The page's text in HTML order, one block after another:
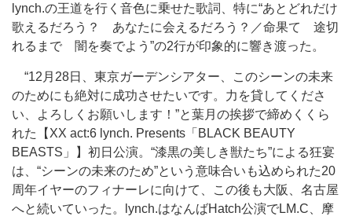
lynch.の王道を行く音色に乗せた歌詞、特に“あとどれだけ
歌えるだろう？ あなたに会えるだろう？／命果て 途切
れるまで 闇を奏でよう”の2行が印象的に響き渡った。
“12月28日、東京ガーデンシアター、このシーンの未来
のためにも絶対に成功させたいです。力を貸してくださ
い、よろしくお願いします！”と葉月の挨拶で締めくくら
れた【XX act:6 lynch. Presents「BLACK BEAUTY
BEASTS」】初日公演。“漆黒の美しき獣たち”による狂宴
は、“シーンの未来のため”という意味合いも込められた20
周年イヤーのフィナーレに向けて、この後も大阪、名古屋
へと続いていった。lynch.はなんばHatch公演でLM.C、摩